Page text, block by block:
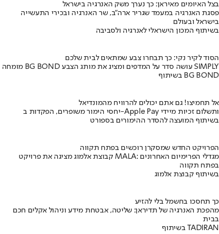
בצל האיומים מאיראן: כך נערך משק האנרגיה בישראל
פסגת האנרגיה במעמד שגריר ארה"ב, שר האנרגיה ובכירי התעשייה
בישראל ובעולם
בשיתוף המכון הישראלי לאנרגיה ולסביבה
הסוד לקיר נקי: כך תבחרו צבע שמתאים לבית שלכם
מומחה BG BOND עושה סדר על המדפים ומציג את מותג הצבע SIMPLY
בשיתוף BG BOND
אל תחמיצו! גם אתם יכולים להרוויח מהמונדיאל
יחסי הימור משופרים, הפקדות ב-Apple Pay ותשלום זכיות מיידי
בשיתוף המועצה להסדר ההימורים בספורט
הפרויקט החדש שמסקרן רוכשים בפתח תקווה
קבוצת אלמוג מציגה את פרויקט MALA: מגדלי הפרימיום האחרונים
בפתח תקווה
בשיתוף קבוצת אלמוג
כך תחסכו בחשמל בלי להזיע
מהפכת האנרגיה של תדיראן: שליטה, אבטחת מידע וניהול אקלים חכם
בבית
בשיתוף TADIRAN